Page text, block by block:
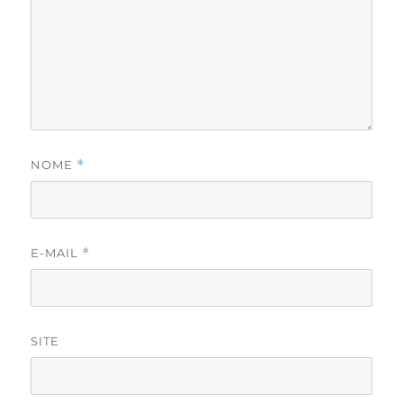
NOME *
E-MAIL *
SITE